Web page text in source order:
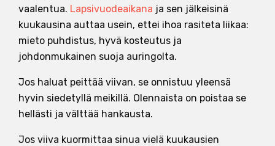
vaalentua. Lapsivuodeaikana ja sen jälkeisinä
kuukausina auttaa usein, ettei ihoa rasiteta liikaa:
mieto puhdistus, hyvä kosteutus ja
johdonmukainen suoja auringolta.
Jos haluat peittää viivan, se onnistuu yleensä
hyvin siedetyllä meikillä. Olennaista on poistaa se
hellästi ja välttää hankausta.
Jos viiva kuormittaa sinua vielä kuukausien